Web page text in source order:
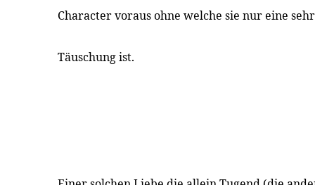
Character voraus ohne welche sie nur eine
Täuschung ist.